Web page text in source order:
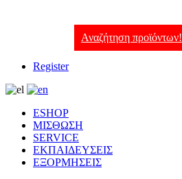
Αναζήτηση προϊόντων!
Register
ESHOP
ΜΙΣΘΩΣΗ
SERVICE
ΕΚΠΑΙΔΕΥΣΕΙΣ
ΕΞΟΡΜΗΣΕΙΣ